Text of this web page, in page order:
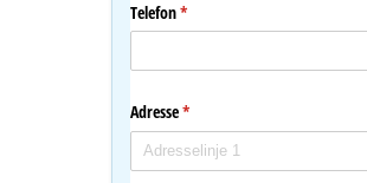
Telefon*
(påkrævet)
Adresse*
(påkrævet)